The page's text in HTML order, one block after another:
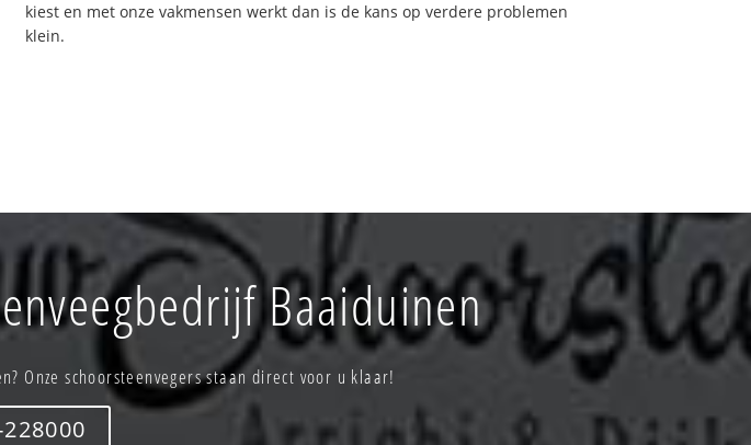
kiest en met onze vakmensen werkt dan is de kans op verdere problemen
klein.
Baaiduinen
Onze schoorsteenvegers staan direct voor u klaar!